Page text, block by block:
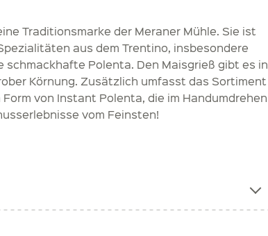
Traditionsmarke der Meraner Mühle. Sie ist
aus dem Trentino, insbesondere
schmackhafte Polenta. Den Maisgrieß gibt es in
Körnung. Zusätzlich umfasst das Sortiment
von Instant Polenta, die im Handumdrehen
vom Feinsten!